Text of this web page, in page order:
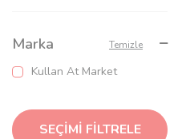
Marka Temizle
Kullan At Market
SEÇIMI FILTRELE